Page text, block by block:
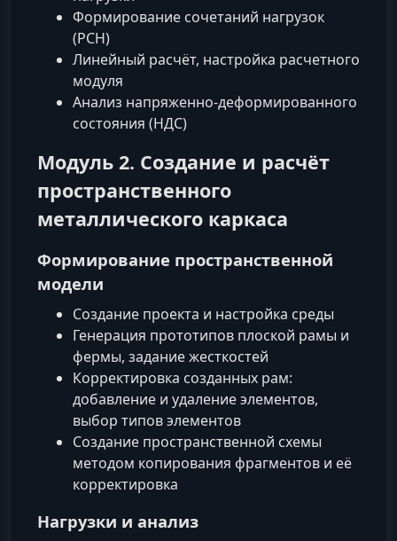
Формирование сочетаний нагрузок
(РСН)
Линейный расчёт, настройка расчетного
модуля
Анализ напряженно-деформированного
состояния (НДС)
Модуль 2. Создание и расчёт
пространственного
металлического каркаса
Формирование пространственной
модели
Создание проекта и настройка среды
Генерация прототипов плоской рамы и
фермы, задание жесткостей
Корректировка созданных рам:
добавление и удаление элементов,
выбор типов элементов
Создание пространственной схемы
методом копирования фрагментов и её
корректировка
Нагрузки и анализ